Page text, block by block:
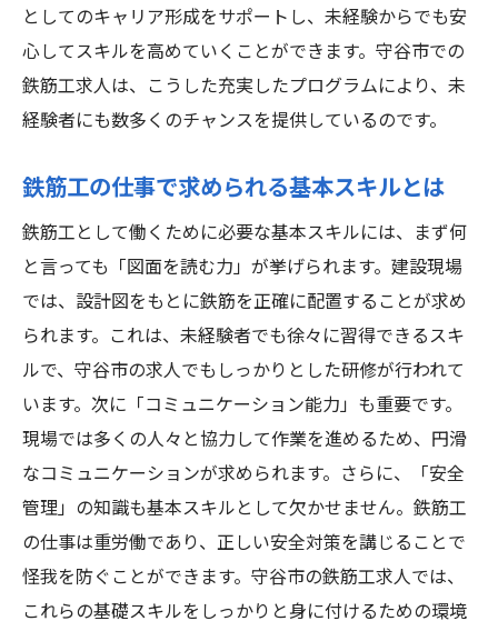
としてのキャリア形成をサポートし、未経験からでも安
心してスキルを高めていくことができます。守谷市での
鉄筋工求人は、こうした充実したプログラムにより、未
経験者にも数多くのチャンスを提供しているのです。
鉄筋工の仕事で求められる基本スキルとは
鉄筋工として働くために必要な基本スキルには、まず何
と言っても「図面を読む力」が挙げられます。建設現場
では、設計図をもとに鉄筋を正確に配置することが求め
られます。これは、未経験者でも徐々に習得できるスキ
ルで、守谷市の求人でもしっかりとした研修が行われて
います。次に「コミュニケーション能力」も重要です。
現場では多くの人々と協力して作業を進めるため、円滑
なコミュニケーションが求められます。さらに、「安全
管理」の知識も基本スキルとして欠かせません。鉄筋工
の仕事は重労働であり、正しい安全対策を講じることで
怪我を防ぐことができます。守谷市の鉄筋工求人では、
これらの基礎スキルをしっかりと身に付けるための環境